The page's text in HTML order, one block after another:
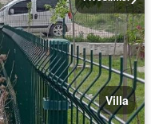
Villa